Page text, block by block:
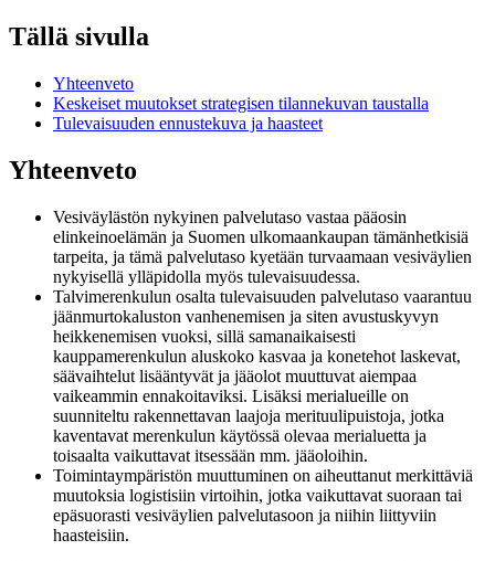
Tällä sivulla
Yhteenveto
Keskeiset muutokset strategisen tilannekuvan taustalla
Tulevaisuuden ennustekuva ja haasteet
Yhteenveto
Vesiväylästön nykyinen palvelutaso vastaa pääosin
elinkeinoelämän ja Suomen ulkomaankaupan tämänhetkisiä
tarpeita, ja tämä palvelutaso kyetään turvaamaan vesiväylien
nykyisellä ylläpidolla myös tulevaisuudessa.
Talvimerenkulun osalta tulevaisuuden palvelutaso vaarantuu
jäänmurtokaluston vanhenemisen ja siten avustuskyvyn
heikkenemisen vuoksi, sillä samanaikaisesti
kauppamerenkulun aluskoko kasvaa ja konetehot laskevat,
säävaihtelut lisääntyvät ja jääolot muuttuvat aiempaa
vaikeammin ennakoitaviksi. Lisäksi merialueille on
suunniteltu rakennettavan laajoja merituulipuistoja, jotka
kaventavat merenkulun käytössä olevaa merialuetta ja
toisaalta vaikuttavat itsessään mm. jääoloihin.
Toimintaympäristön muuttuminen on aiheuttanut merkittäviä
muutoksia logistisiin virtoihin, jotka vaikuttavat suoraan tai
epäsuorasti vesiväylien palvelutasoon ja niihin liittyviin
haasteisiin.